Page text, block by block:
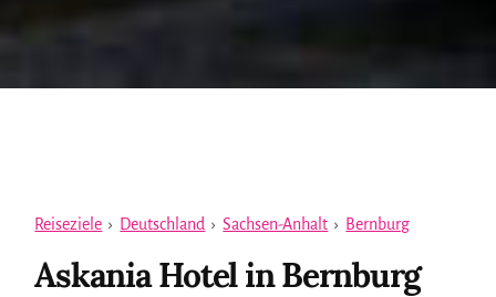
Reiseziele › Deutschland › Sachsen-Anhalt › Bernburg
Askania Hotel in Bernburg